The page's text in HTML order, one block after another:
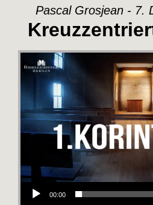
Pascal Grosjean - 7.
Audio-Player
00:00